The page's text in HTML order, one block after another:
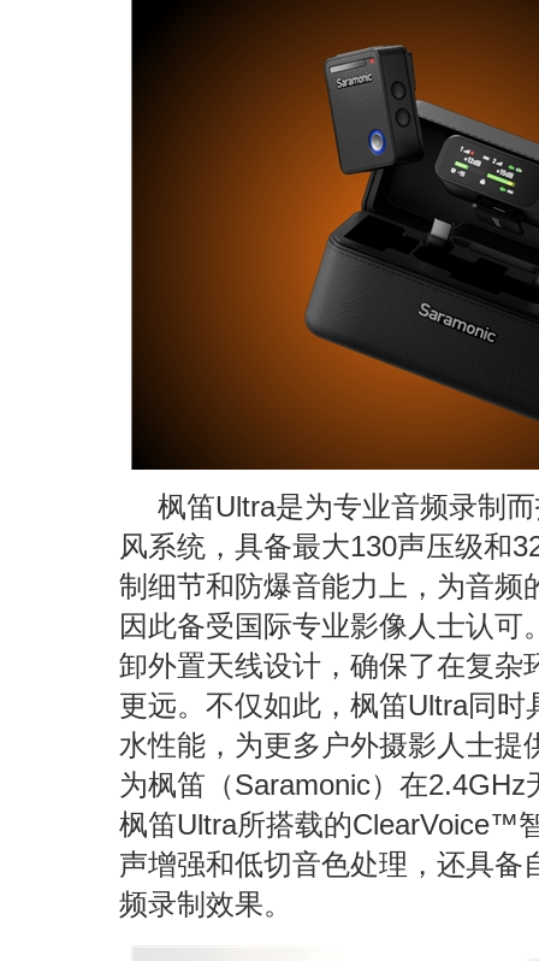
枫笛Ultra是为专业音频录制
风系统，具备最大130声压级和
制细节和防爆音能力上，为音频
因此备受国际专业影像人士认
卸外置天线设计，确保了在复杂
更远。不仅如此，枫笛Ultra同
水性能，为更多户外摄影人士提
为枫笛（Saramonic）在
枫笛Ultra所搭载的ClearVoice™
声增强和低切音色处理，还具备
频录制效果。